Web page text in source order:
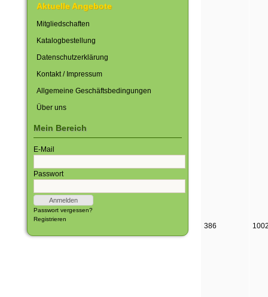
Aktuelle Angebote
Mitgliedschaften
Katalogbestellung
Datenschutzerklärung
Kontakt / Impressum
Allgemeine Geschäftsbedingungen
Über uns
Mein Bereich
E-Mail
Passwort
Passwort vergessen?
Registrieren
386